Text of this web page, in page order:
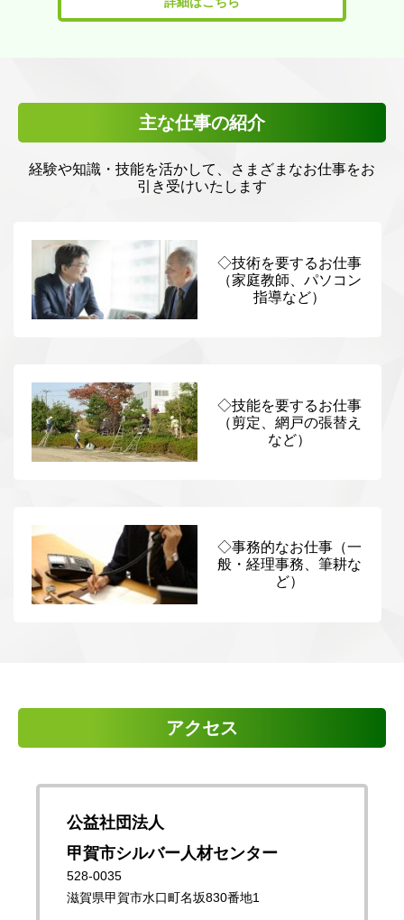
主な仕事の紹介
経験や知識・技能を活かして、さまざまなお仕事をお
引き受けいたします
◇技術を要するお仕事
（家庭教師、パソコン
指導など）
◇技能を要するお仕事
（剪定、網戸の張替え
など）
◇事務的なお仕事（一
般・経理事務、筆耕な
ど）
アクセス
公益社団法人
甲賀市シルバー人材センター
528-0035
滋賀県甲賀市水口町名坂830番地1